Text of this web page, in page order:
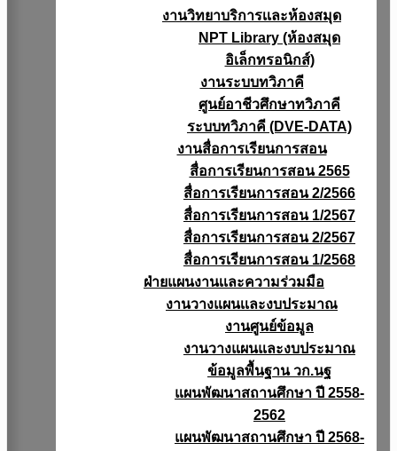
งานวิทยาบริการเเละห้องสมุด
NPT Library (ห้องสมุด
อิเล็กทรอนิกส์)
งานระบบทวิภาคี
ศูนย์อาชีวศึกษาทวิภาคี
ระบบทวิภาคี (DVE-DATA)
งานสื่อการเรียนการสอน
สื่อการเรียนการสอน 2565
สื่อการเรียนการสอน 2/2566
สื่อการเรียนการสอน 1/2567
สื่อการเรียนการสอน 2/2567
สื่อการเรียนการสอน 1/2568
ฝ่ายแผนงานเเละความร่วมมือ
งานวางแผนเเละงบประมาณ
งานศูนย์ข้อมูล
งานวางแผนและงบประมาณ
ข้อมูลพื้นฐาน วก.นฐ
แผนพัฒนาสถานศึกษา ปี 2558-
2562
แผนพัฒนาสถานศึกษา ปี 2568-